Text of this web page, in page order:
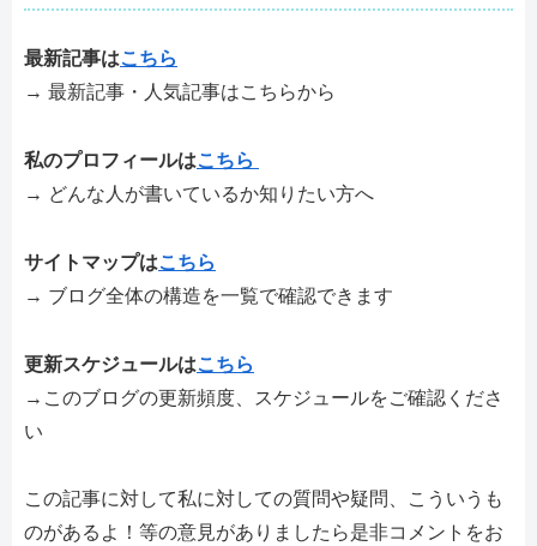
最新記事はこちら
→ 最新記事・人気記事はこちらから
私のプロフィールはこちら
→ どんな人が書いているか知りたい方へ
サイトマップはこちら
→ ブログ全体の構造を一覧で確認できます
更新スケジュールはこちら
→このブログの更新頻度、スケジュールをご確認くださ
い
この記事に対して私に対しての質問や疑問、こういうも
のがあるよ！等の意見がありましたら是非コメントをお